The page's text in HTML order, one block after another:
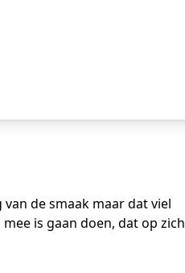
de smaak maar dat viel
is gaan doen, dat op zich